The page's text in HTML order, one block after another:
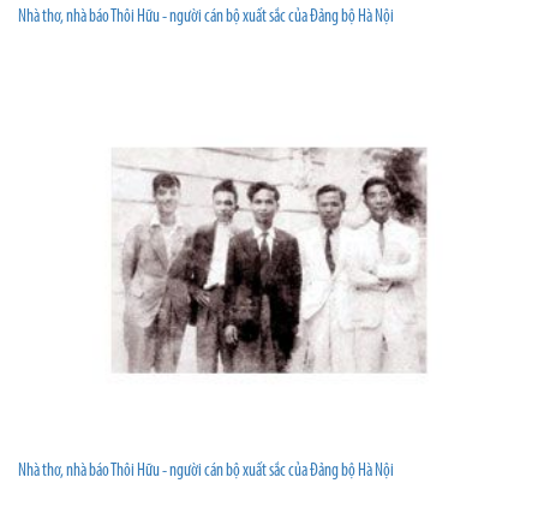
Nhà thơ, nhà báo Thôi Hữu - người cán bộ xuất sắc của Đảng bộ Hà Nội
Nhà thơ, nhà báo Thôi Hữu - người cán bộ xuất sắc của Đảng bộ Hà Nội